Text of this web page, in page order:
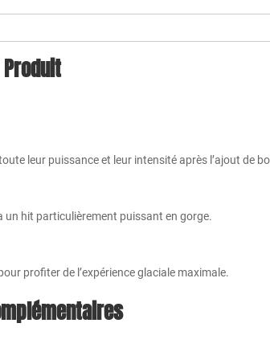
Produit
leur puissance et leur intensité après l’ajout de
hit particulièrement puissant en gorge.
profiter de l’expérience glaciale maximale.